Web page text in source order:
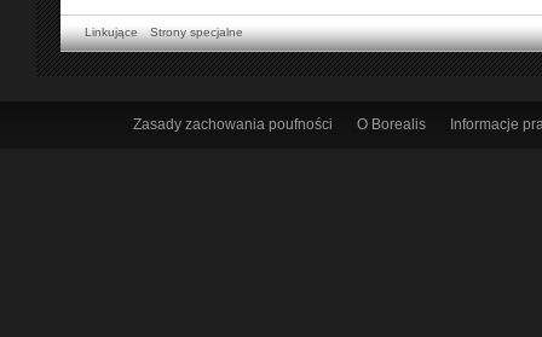
Linkujące Strony specjalne
Zasady zachowania poufności O Borealis Informacje